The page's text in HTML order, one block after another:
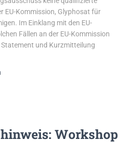
EU-Kommission, Glyphosat für
Im Einklang mit den EU-
Fällen an der EU-Kommission
und Kurzmitteilung
Workshop